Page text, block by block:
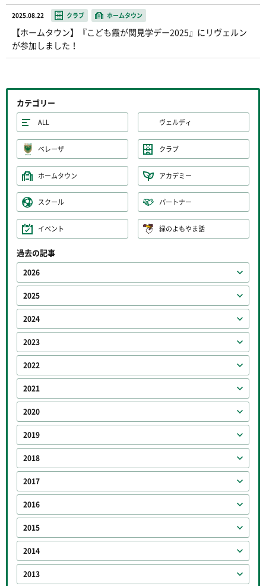
2025.08.22 クラブ ホームタウン
【ホームタウン】『こども霞が関見学デー2025』にリヴェルン
が参加しました！
カテゴリー
ALL ヴェルディ
ベレーザ クラブ
ホームタウン アカデミー
スクール パートナー
イベント 緑のよもやま話
過去の記事
2026
2025
2024
2023
2022
2021
2020
2019
2018
2017
2016
2015
2014
2013